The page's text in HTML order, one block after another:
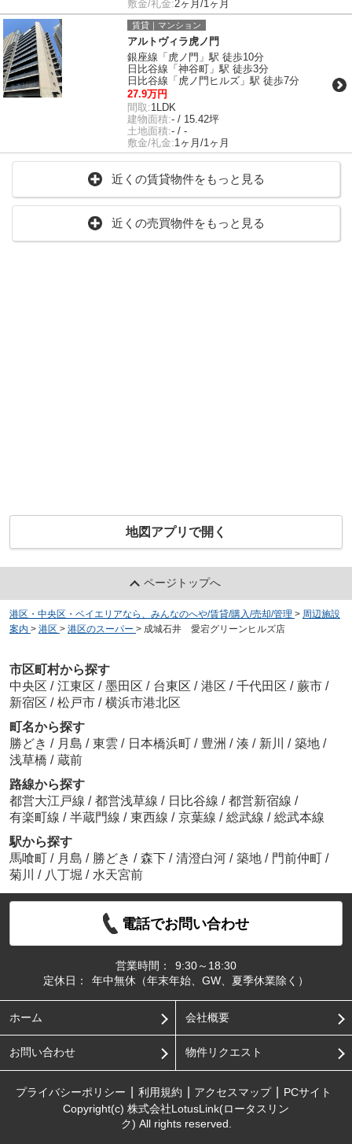
敷金/礼金:2ヶ月/1ヶ月
賃貸｜マンション
アルトヴィラ虎ノ門
銀座線「虎ノ門」駅 徒歩10分
日比谷線「神谷町」駅 徒歩3分
日比谷線「虎ノ門ヒルズ」駅 徒歩7分
27.9万円
間取:1LDK
建物面積:- / 15.42坪
土地面積:- / -
敷金/礼金:1ヶ月/1ヶ月
近くの賃貸物件をもっと見る
近くの売買物件をもっと見る
地図アプリで開く
ページトップへ
港区・中央区・ベイエリアなら、みんなのへや/賃貸/購入/売却/管理 > 周辺施設
案内 > 港区 > 港区のスーパー > 成城石井 愛宕グリーンヒルズ店
市区町村から探す
中央区 / 江東区 / 墨田区 / 台東区 / 港区 / 千代田区 / 蕨市 /
新宿区 / 松戸市 / 横浜市港北区
町名から探す
勝どき / 月島 / 東雲 / 日本橋浜町 / 豊洲 / 湊 / 新川 / 築地 /
浅草橋 / 蔵前
路線から探す
都営大江戸線 / 都営浅草線 / 日比谷線 / 都営新宿線 /
有楽町線 / 半蔵門線 / 東西線 / 京葉線 / 総武線 / 総武本線
駅から探す
馬喰町 / 月島 / 勝どき / 森下 / 清澄白河 / 築地 / 門前仲町 /
菊川
/ 八丁堀 / 水天宮前
電話でお問い合わせ
営業時間：
9:30～18:30
定休日：
年中無休（年末年始、GW、夏季休業除く）
ホーム 会社概要
お問い合わせ 物件リクエスト
プライバシーポリシー 利用規約 アクセスマップ
PCサイト
Copyright(c) 株式会社LotusLink(ロータスリン
ク) All rights reserved.